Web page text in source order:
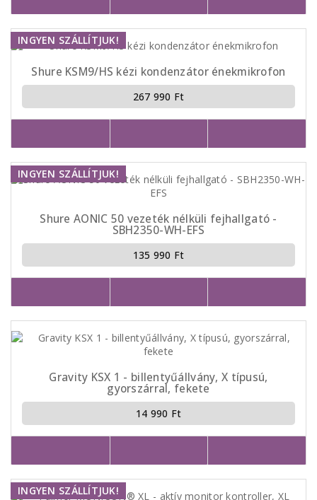
INGYEN SZÁLLÍTJUK!
Shure KSM9/HS kézi kondenzátor énekmikrofon
267 990 Ft
INGYEN SZÁLLÍTJUK!
Shure AONIC 50 vezeték nélküli fejhallgató -
SBH2350-WH-EFS
135 990 Ft
Gravity KSX 1 - billentyűállvány, X típusú,
gyorszárral, fekete
14 990 Ft
INGYEN SZÁLLÍTJUK!